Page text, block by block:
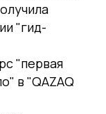
"гид-
"первая
в "QAZAQ